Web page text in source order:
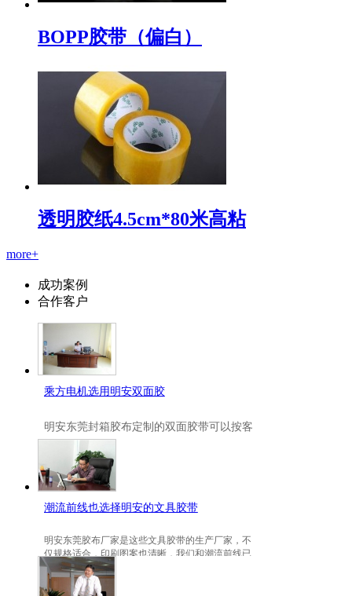
BOPP胶带（偏白）
透明胶纸4.5cm*80米高粘
more+
成功案例
合作客户
乘方电机选用明安双面胶
明安东莞封箱胶布定制 的双面胶带可以按客
是可以定做的，不仅如此，规格也是可以定
做的。
潮流前线也选择明安的文具胶带
明安东莞胶布厂家是这些文具胶带的生产厂家，不
仅规格适合，印刷图案也清晰，我们和潮流前线已
有3年的稳定合作关系。